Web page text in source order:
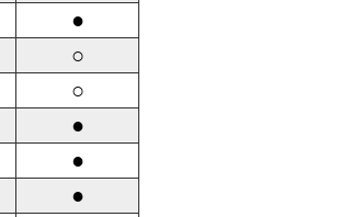
●
○
○
●
●
●